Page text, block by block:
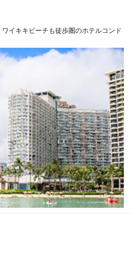
イキキビーチも徒歩圏のホテルコンド